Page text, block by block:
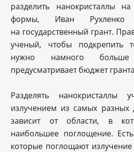
разделить нанокристаллы
формы, Иван Рухленко
на государственный грант.
ученый, чтобы подкрепить
нужно намного
предусматривает бюджет
Разделять нанокристаллы
излучением из самых
зависит от области, в
наибольшее поглощение.
которые поглощают